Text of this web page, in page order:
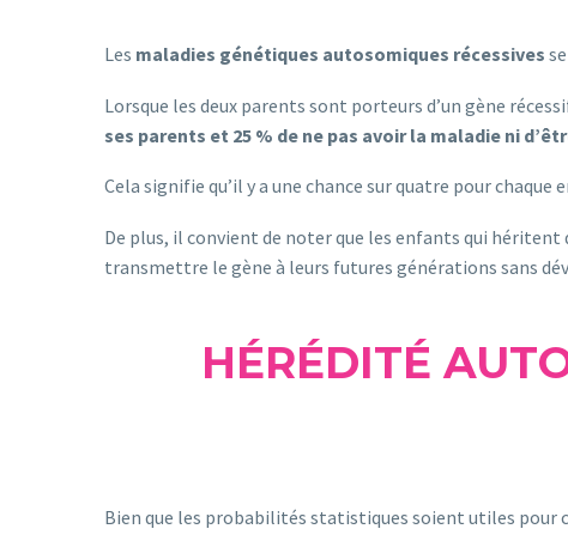
Les maladies génétiques autosomiques récessives
Lorsque les deux parents sont porteurs d’un gène
ses parents et 25 % de ne pas avoir la maladie ni
Cela signifie qu’il y a une chance sur quatre pour
De plus, il convient de noter que les enfants qui héritent
transmettre le gène à leurs futures générations sans
HÉRÉDITÉ
Bien que les probabilités statistiques soient utiles pour